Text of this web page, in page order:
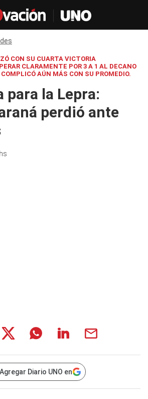
CON SU CUARTA VICTORIA
CLARAMENTE POR 3 A 1 AL DECANO
AÚN MÁS CON SU PROMEDIO.
para la Lepra:
perdió ante
Agregar Diario UNO en